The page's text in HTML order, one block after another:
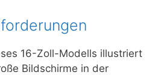
16-Zoll-Modells illustriert
Bildschirme in der